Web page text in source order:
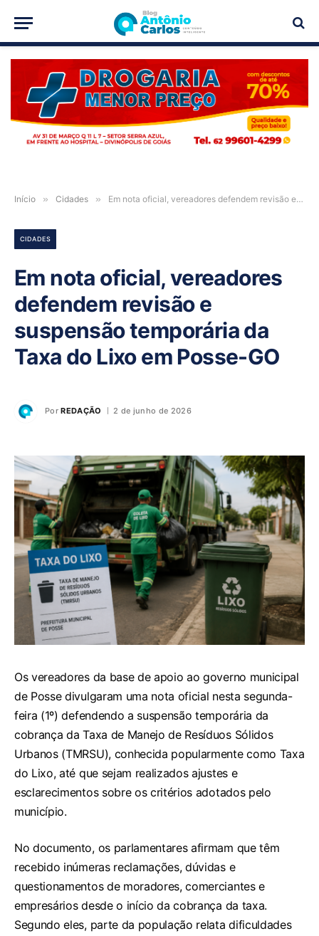
PUBLICIDADE
Início » Cidades » Em nota oficial, vereadores defendem revisão e suspensão temporária da Taxa do Lixo em Posse-GO
CIDADES
Em nota oficial, vereadores
defendem revisão e
suspensão temporária da
Taxa do Lixo em Posse-GO
Por REDAÇÃO 2 de junho de 2026
Os vereadores da base de apoio ao governo municipal
de Posse divulgaram uma nota oficial nesta segunda-
feira (1º) defendendo a suspensão temporária da
cobrança da Taxa de Manejo de Resíduos Sólidos
Urbanos (TMRSU), conhecida popularmente como Taxa
do Lixo, até que sejam realizados ajustes e
esclarecimentos sobre os critérios adotados pelo
município.
No documento, os parlamentares afirmam que têm
recebido inúmeras reclamações, dúvidas e
questionamentos de moradores, comerciantes e
empresários desde o início da cobrança da taxa.
Segundo eles, parte da população relata dificuldades